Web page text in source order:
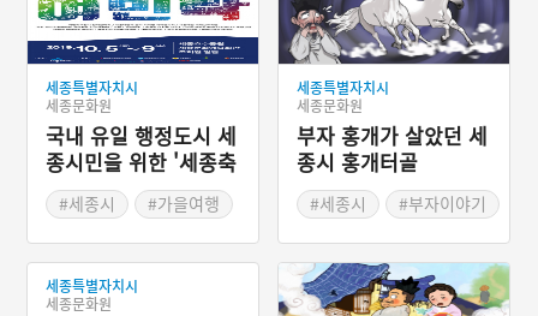
세종특별자치시
세종문화원
국내 유일 행정도시 세
종시민을 위한 '세종축
제'#세종시
#가을여행
#세종 축제
세종특별자치시
세종문화원
부자 홍개가 살았던 세
종시 홍개터골
#세종시
#부자이야기
세종특별자치시
세종문화원